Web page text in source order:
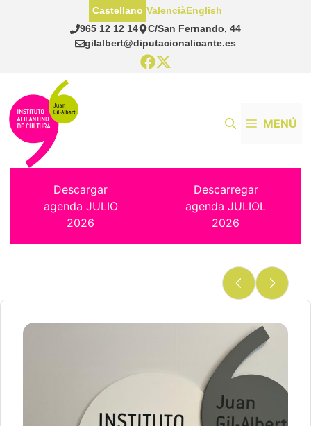
965 12 12 14
C/San Fernando, 44
gilalbert@diputacionalicante.es
Castellano ValenciàEnglish
MENÚ
Descargar
agenda JULIO
2026
Descarregar
agenda JULIOL
2026